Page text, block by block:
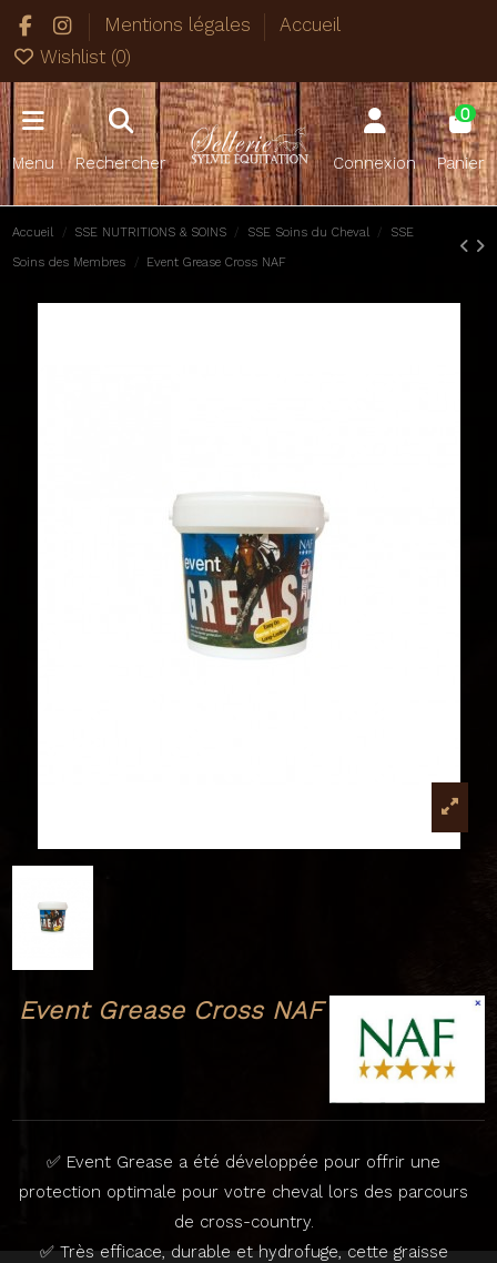
Mentions légales
Accueil
Wishlist (0)
Menu Rechercher Connexion
0
Panier
Accueil SSE NUTRITIONS & SOINS SSE Soins du Cheval SSE
Soins des Membres Event Grease Cross NAF
Event Grease Cross NAF
✅ Event Grease a été développée pour offrir une
protection optimale pour votre cheval lors des parcours
de cross-country.
✅ Très efficace, durable et hydrofuge, cette graisse